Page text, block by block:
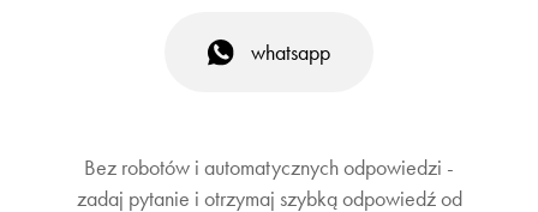
whatsapp
Bez robotów i automatycznych odpowiedzi -
zadaj pytanie i otrzymaj szybką odpowiedź od